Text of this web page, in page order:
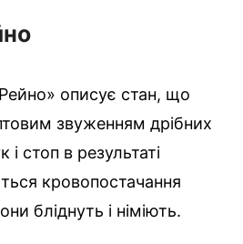
описує стан, що
звуженням дрібних
і стоп в результаті
кровопостачання
бліднуть і німіють.